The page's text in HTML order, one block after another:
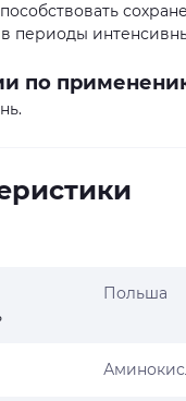
периоды
по
Польша